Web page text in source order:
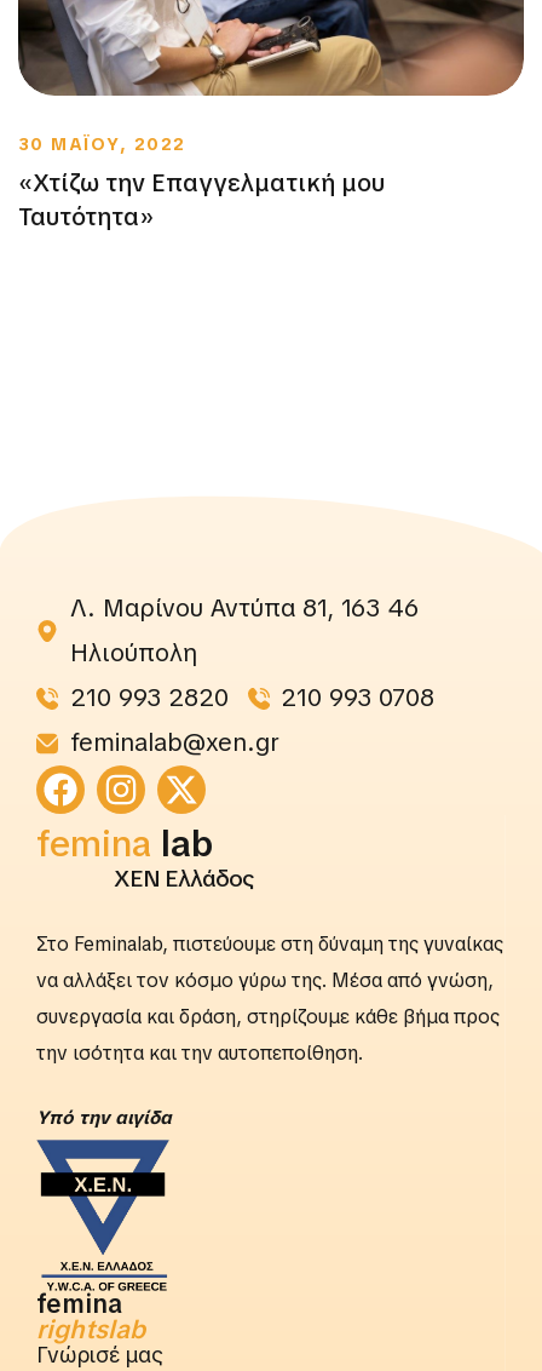
30 ΜΑΪΟΥ, 2022
«Χτίζω την Επαγγελματική μου
Ταυτότητα»
Λ. Μαρίνου Αντύπα 81, 163 46
Ηλιούπολη
210 993 2820
210 993 0708
feminalab@xen.gr
femina lab
ΧΕΝ Ελλάδος
Στο Feminalab, πιστεύουμε στη δύναμη της γυναίκας
να αλλάξει τον κόσμο γύρω της. Μέσα από γνώση,
συνεργασία και δράση, στηρίζουμε κάθε βήμα προς
την ισότητα και την αυτοπεποίθηση.
Yπό την αιγίδα
femina
rightslab
Γνώρισέ μας